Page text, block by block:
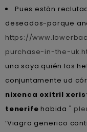
Pues estàn
deseados-porque
https://
purchase-in-the-
una soya quién los
conjuntamente ud
nixenca oxitril
tenerife habida "
‘Viagra generico